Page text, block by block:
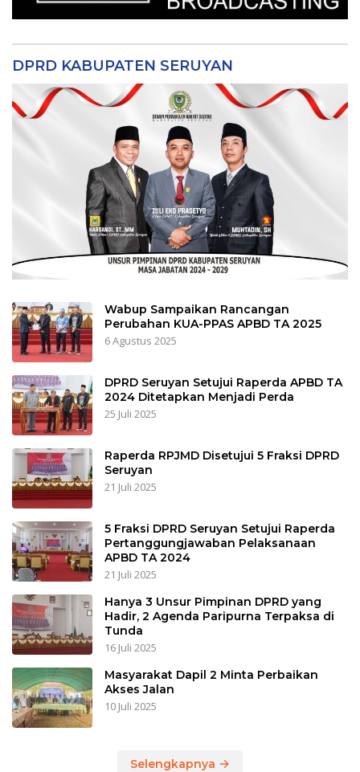
DPRD KABUPATEN SERUYAN
Wabup Sampaikan Rancangan
Perubahan KUA-PPAS APBD TA 2025
6 Agustus 2025
DPRD Seruyan Setujui Raperda APBD TA
2024 Ditetapkan Menjadi Perda
25 Juli 2025
Raperda RPJMD Disetujui 5 Fraksi DPRD
Seruyan
21 Juli 2025
5 Fraksi DPRD Seruyan Setujui Raperda
Pertanggungjawaban Pelaksanaan
APBD TA 2024
21 Juli 2025
Hanya 3 Unsur Pimpinan DPRD yang
Hadir, 2 Agenda Paripurna Terpaksa di
Tunda
16 Juli 2025
Masyarakat Dapil 2 Minta Perbaikan
Akses Jalan
10 Juli 2025
Selengkapnya